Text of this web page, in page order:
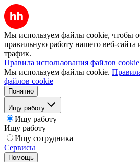
Мы используем файлы cookie, чтобы
правильную работу нашего веб-сайта
трафик.
Правила использования файлов cookie
Мы используем файлы cookie.
файлов cookie
Понятно
Ищу работу
Ищу работу
Ищу работу
Ищу сотрудника
Сервисы
Помощь